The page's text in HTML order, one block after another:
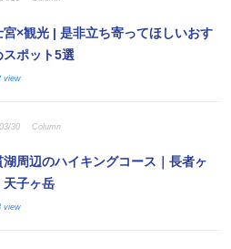
宮×観光 | 是非立ち寄ってほしいおす
スポット5選
view
30 Column
湖周辺のハイキングコース｜長者ヶ
天子ヶ岳
view